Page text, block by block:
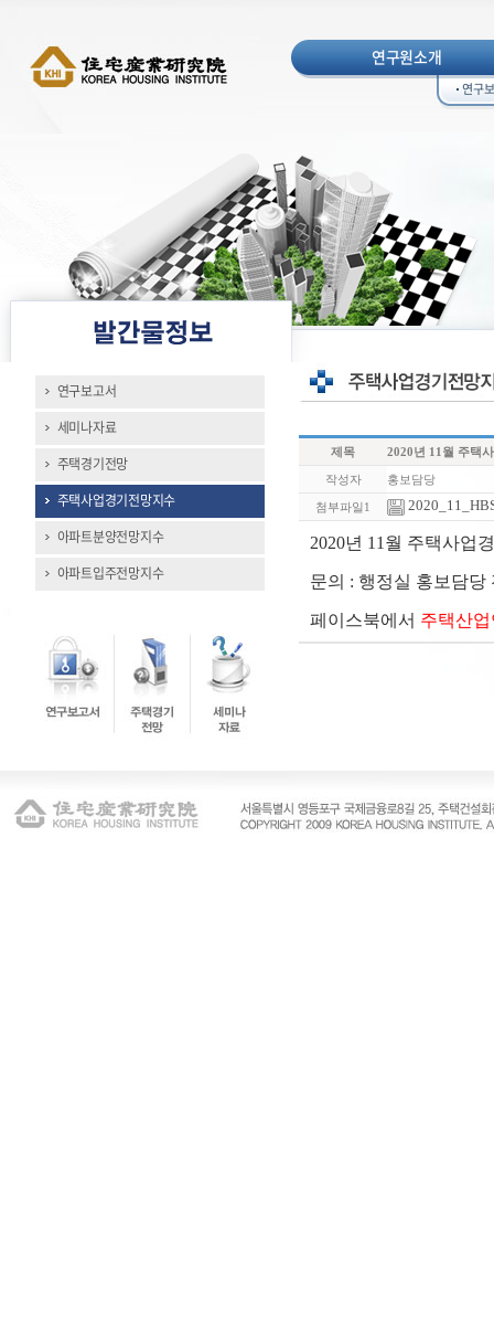
연구원소개
연구
연구보고서
세미나자료
주택경기전망
주택사업경기전망지수
아파트분양전망지수
아파트입주전망지수
제목 2020년 11월 주택
작성자 홍보담당
첨부파일1
2020년 11월 주택사업
문의 : 행정실 홍보담당
페이스북에서 주택산